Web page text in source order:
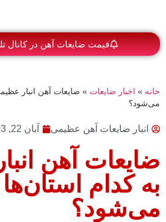
قیمت ضایعات آهن در کانال
خانه » اخبار ضایعات » ضایعات آهن انبار
می‌شود؟
انبار ضایعات آهن عظیمی آبان 22, 1403
ضایعات آهن
به کدام
می‌شود؟